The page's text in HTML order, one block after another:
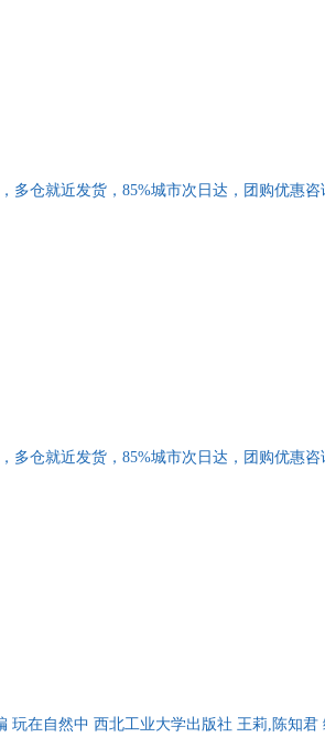
仓就近发货，85%城市次日达，团购优惠咨
仓就近发货，85%城市次日达，团购优惠咨
玩在自然中 西北工业大学出版社 王莉,陈知君